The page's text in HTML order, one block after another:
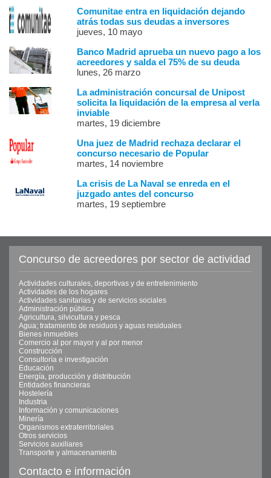
Comunitae entra en liquidación dejando
atrás todas sus deudas a inversores
jueves, 10 mayo
Banco Madrid aprueba un nuevo pago a los
acreedores y salda el 75% de su deuda
lunes, 26 marzo
La administración concursal de Unipost
solicita la liquidación de la empresa al verla
inviable
martes, 19 diciembre
Una juez de Madrid rechaza declarar el
concurso necesario de Popular
martes, 14 noviembre
La crisis de La Naval se enreda en el
juzgado antes del concurso
martes, 19 septiembre
Concurso de acreedores por sector de actividad
Actividades culturales, deportivas y de entretenimiento
Actividades de los hogares
Actividades sanitarias y de servicios sociales
Administración pública
Agricultura, silvicultura y pesca
Agua; tratamiento de residuos y aguas residuales
Bienes inmuebles
Comercio al por mayor y al por menor
Construcción
Consultoría e investigación
Educación
Energía, producción y distribución
Entidades financieras
Hostelería
Industria
Información y comunicaciones
Minería
Organismos extraterritoriales
Otros servicios
Servicios auxiliares
Transporte y almacenamiento
Contacto e información